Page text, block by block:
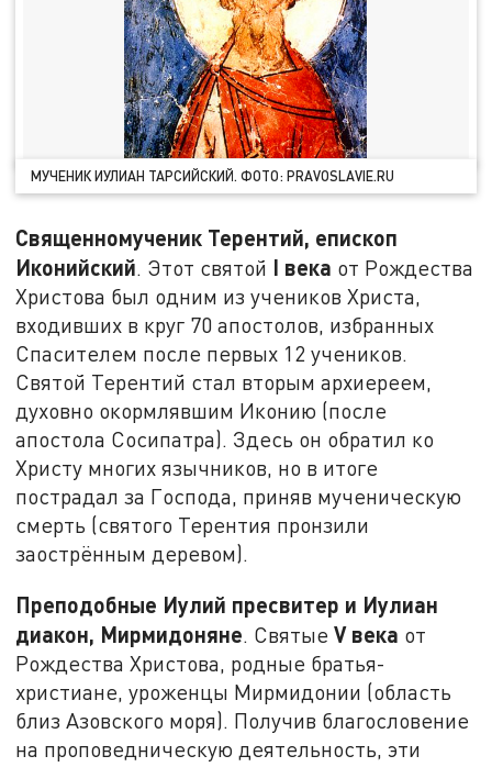
МУЧЕНИК ИУЛИАН ТАРСИЙСКИЙ. ФОТО: PRAVOSLAVIE.RU
Священномученик Терентий, епископ
Иконийский. Этот святой I века от Рождества
Христова был одним из учеников Христа,
входивших в круг 70 апостолов, избранных
Спасителем после первых 12 учеников.
Святой Терентий стал вторым архиереем,
духовно окормлявшим Иконию (после
апостола Сосипатра). Здесь он обратил ко
Христу многих язычников, но в итоге
пострадал за Господа, приняв мученическую
смерть (святого Терентия пронзили
заострённым деревом).
Преподобные Иулий пресвитер и Иулиан
диакон, Мирмидоняне. СвятыеVвека от
Рождества Христова, родные братья-
христиане, уроженцы Мирмидонии (область
близ Азовского моря). Получив благословение
на проповедническую деятельность, эти